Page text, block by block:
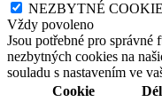
NEZBYTNÉ
Vždy povoleno
Jsou potřebné pro
nezbytných cookies na
souladu s nastavením ve
Cookie